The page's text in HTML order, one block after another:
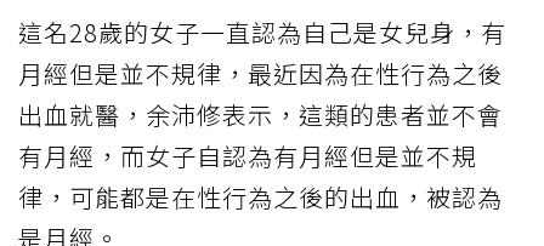
這名28歲的女子一直認為自己是女兒身，有
月經但是並不規律，最近因為在性行為之後
出血就醫，余沛修表示，這類的患者並不會
有月經，而女子自認為有月經但是並不規
律，可能都是在性行為之後的出血，被認為
是月經。